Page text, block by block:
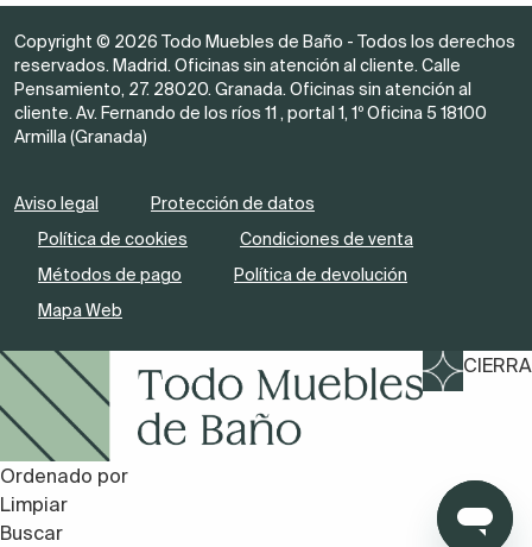
Copyright © 2026 Todo Muebles de Baño - Todos los derechos
reservados. Madrid. Oficinas sin atención al cliente. Calle
Pensamiento, 27. 28020. Granada. Oficinas sin atención al
cliente. Av. Fernando de los ríos 11 , portal 1, 1º Oficina 5 18100
Armilla (Granada)
Aviso legal
Protección de datos
Política de cookies
Condiciones de venta
Métodos de pago
Política de devolución
Mapa Web
CIERRA
Ordenado por
Limpiar
Buscar